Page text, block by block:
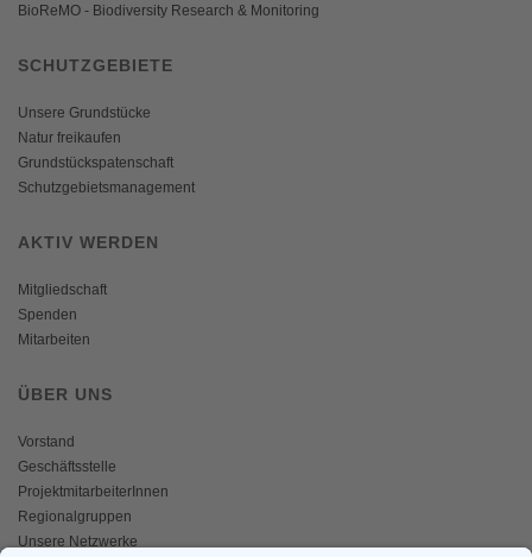
BioReMO - Biodiversity Research & Monitoring
SCHUTZGEBIETE
Unsere Grundstücke
Natur freikaufen
Grundstückspatenschaft
Schutzgebietsmanagement
AKTIV WERDEN
Mitgliedschaft
Spenden
Mitarbeiten
ÜBER UNS
Vorstand
Geschäftsstelle
ProjektmitarbeiterInnen
Regionalgruppen
Unsere Netzwerke